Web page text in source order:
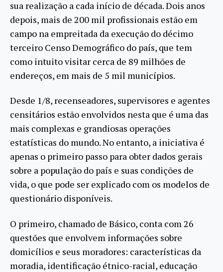
sua realização a cada início de década. Dois anos
depois, mais de 200 mil profissionais estão em
campo na empreitada da execução do décimo
terceiro Censo Demográfico do país, que tem
como intuito visitar cerca de 89 milhões de
endereços, em mais de 5 mil municípios.
Desde 1/8, recenseadores, supervisores e agentes
censitários estão envolvidos nesta que é uma das
mais complexas e grandiosas operações
estatísticas do mundo. No entanto, a iniciativa é
apenas o primeiro passo para obter dados gerais
sobre a população do país e suas condições de
vida, o que pode ser explicado com os modelos de
questionário disponíveis.
O primeiro, chamado de Básico, conta com 26
questões que envolvem informações sobre
domicílios e seus moradores: características da
moradia, identificação étnico-racial, educação